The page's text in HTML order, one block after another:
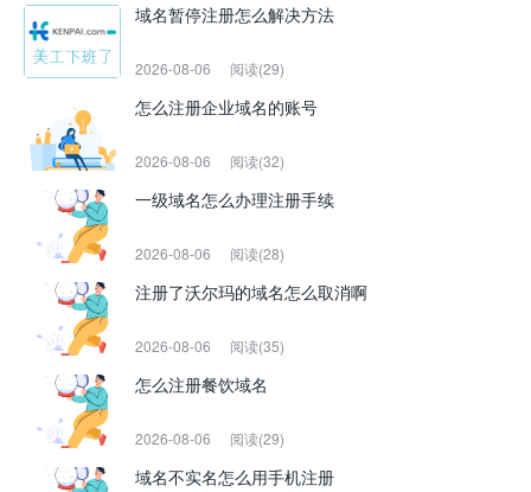
域名暂停注册怎么解决方法
2026-08-06 阅读(29)
怎么注册企业域名的账号
2026-08-06 阅读(32)
一级域名怎么办理注册手续
2026-08-06 阅读(28)
注册了沃尔玛的域名怎么取消啊
2026-08-06 阅读(35)
怎么注册餐饮域名
2026-08-06 阅读(29)
域名不实名怎么用手机注册